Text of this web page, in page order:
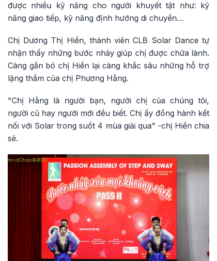
được nhiều kỹ năng cho người khuyết tật như: kỹ
năng giao tiếp, kỹ năng định hướng di chuyển…
Chị Dương Thị Hiền, thành viên CLB Solar Dance tự
nhận thấy những bước nhảy giúp chị được chữa lành.
Càng gắn bó chị Hiền lại càng khắc sâu những hỗ trợ
lặng thầm của chị Phương Hằng.
"Chị Hằng là người bạn, người chị của chúng tôi,
người cũ hay người mới đều biết. Chị ấy đồng hành kết
nối với Solar trong suốt 4 mùa giải qua" -chị Hiền chia
sẻ.